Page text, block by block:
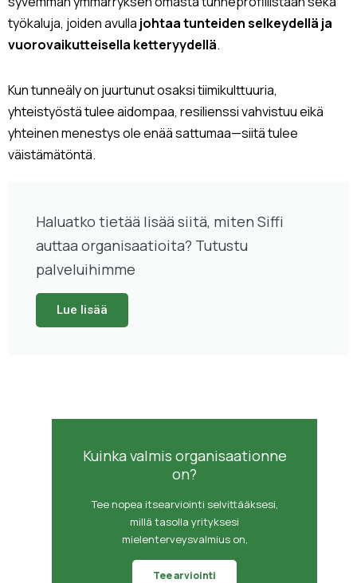
työkaluja, joiden avulla johtaa tunteiden selkeydellä ja
vuorovaikutteisella ketteryydellä.
Kun tunneäly on juurtunut osaksi tiimikulttuuria,
yhteistyöstä tulee aidompaa, resilienssi vahvistuu eikä
yhteinen menestys ole enää sattumaa—siitä tulee
väistämätöntä.
Haluatko tietää lisää siitä, miten Siffi
auttaa organisaatioita? Tutustu
palveluihimme
Lue lisää
Kuinka valmis organisaationne
on?
Tee nopea itsearviointi selvittääksesi,
millä tasolla yrityksesi
mielenterveysvalmius on,
Tee arviointi